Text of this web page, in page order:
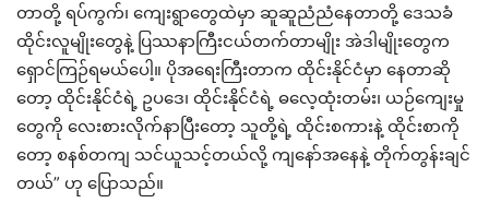
တာတို့ ရပ်ကွက်၊ ကျေးရွာတွေထဲမှာ ဆူဆူညံညံနေတာတို့ ဒေသခံ
ထိုင်းလူမျိုးတွေနဲ့ ပြဿနာကြီးငယ်တက်တာမျိုး အဲဒါမျိုးတွေက
ရှောင်ကြဉ်ရမယ်ပေါ့။ ပိုအရေးကြီးတာက ထိုင်းနိုင်ငံမှာ နေတာဆို
တော့ ထိုင်းနိုင်ငံရဲ့ ဥပဒေ၊ ထိုင်းနိုင်ငံရဲ့ ဓလေ့ထုံးတမ်း၊ ယဉ်ကျေးမှု
တွေကို လေးစားလိုက်နာပြီးတော့ သူတို့ရဲ့ ထိုင်းစကားနဲ့ ထိုင်းစာကို
တော့ စနစ်တကျ သင်ယူသင့်တယ်လို့ ကျနော်အနေနဲ့ တိုက်တွန်းချင်
တယ်” ဟု ပြောသည်။